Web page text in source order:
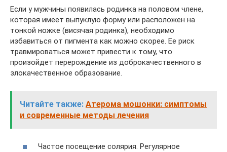
Если у мужчины появилась родинка на половом члене,
которая имеет выпуклую форму или расположен на
тонкой ножке (висячая родинка), необходимо
избавиться от пигмента как можно скорее. Ее риск
травмироваться может привести к тому, что
произойдет перерождение из доброкачественного в
злокачественное образование.
Читайте также: Атерома мошонки: симптомы
и современные методы лечения
Частое посещение солярия. Регулярное